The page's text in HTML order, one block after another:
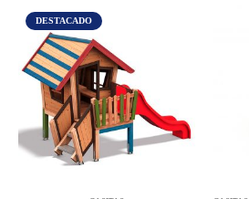
DESTACADO